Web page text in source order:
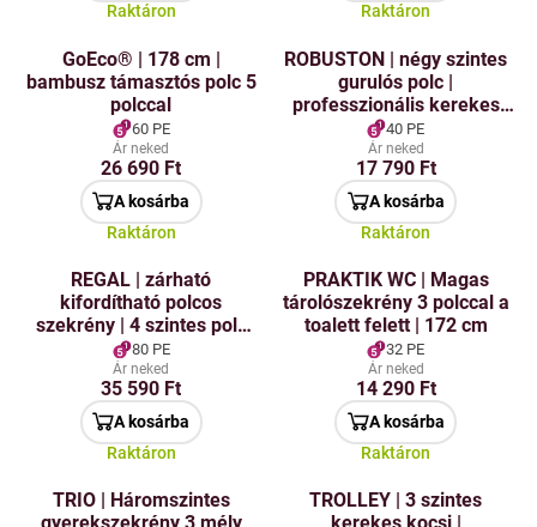
Raktáron Raktáron
GoEco® | 178 cm |
bambusz támasztós polc 5
polccal
60 PE
Ár neked
26 690 Ft
A kosárba
Raktáron
ROBUSTON | négy szintes
gurulós polc |
professzionális kerekes
kocsi | 92 cm
40 PE
Ár neked
17 790 Ft
A kosárba
Raktáron
REGAL | zárható
kifordítható polcos
szekrény | 4 szintes polc
takarító- és fürdőszobai
kellékekhez | magasság
117 cm
80 PE
Ár neked
35 590 Ft
A kosárba
Raktáron
PRAKTIK WC | Magas
tárolószekrény 3 polccal a
toalett felett | 172 cm
32 PE
Ár neked
14 290 Ft
A kosárba
Raktáron
TRIO | Háromszintes
TROLLEY | 3 szintes